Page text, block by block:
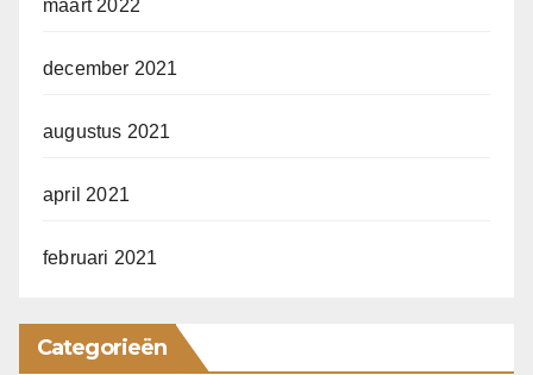
maart 2022
december 2021
augustus 2021
april 2021
februari 2021
Categorieën